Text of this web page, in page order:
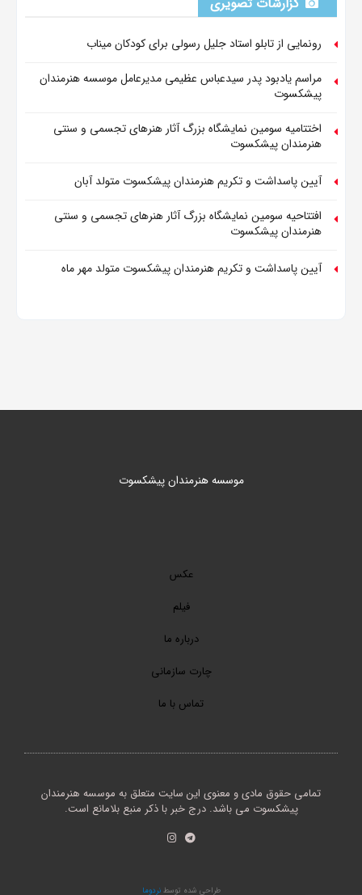
رونمایی از تابلو استاد جلیل رسولی برای کودکان میناب
مراسم یادبود پدر سیدعباس عظیمی مدیرعامل موسسه هنرمندان
پیشکسوت
اختتامیه سومین نمایشگاه بزرگ آثار هنرهای تجسمی و سنتی
هنرمندان پیشکسوت
آیین پاسداشت و تکریم هنرمندان پیشکسوت متولد آبان
افتتاحیه سومین نمایشگاه بزرگ آثار هنرهای تجسمی و سنتی
هنرمندان پیشکسوت
آیین پاسداشت و تکریم هنرمندان پیشکسوت متولد مهر ماه
موسسه هنرمندان پیشکسوت
عکس
فیلم
درباره ما
چارت سازمانی
تماس با ما
تمامی حقوق مادی و معنوی این سایت متعلق به موسسه هنرمندان
پیشکسوت می باشد. درج خبر با ذکر منبع بلامانع است.
طراحی شده توسطنردوما